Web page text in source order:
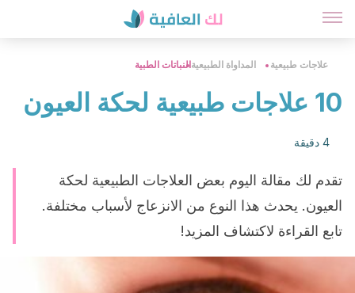
علاجات طبيعية المداواة الطبيعيةالنباتات الطبية
10 علاجات طبيعية لحكة العيون
4 دقيقة
تقدم لك مقالة اليوم بعض العلاجات الطبيعية لحكة
العيون. يحدث هذا النوع من الانزعاج لأسباب مختلفة.
تابع القراءة لاكتشاف المزيد!